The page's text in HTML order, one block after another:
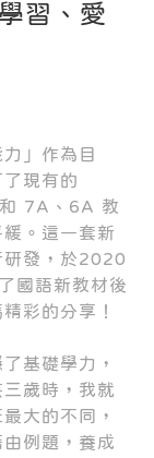
習、愛
」作為目
現有的
7A、6A 教
。這一套新
研發，於2020
國語新教材後
彩的分享！
基礎學力，
歲時，我就
大的不同，
例題，養成